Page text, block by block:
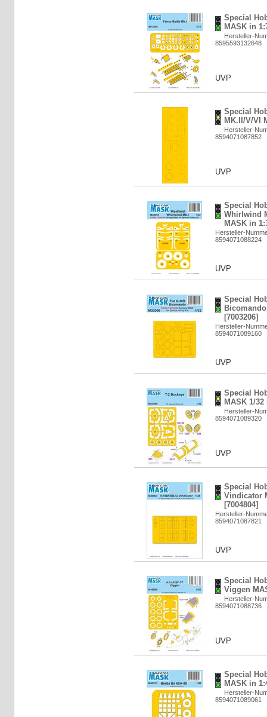
Special
MASK in
Hersteller-
8595593132648
UVP
Special
MK.II/V/VI
Hersteller-
8594071087852
UVP
Special
Whirlwind
MASK in
Hersteller-
8594071088224
UVP
Special
[7003206]
Hersteller-
8594071089160
UVP
Special
MASK 1/32
Hersteller-
8594071089320
UVP
Special
Vindicator
[7004804]
Hersteller-
8594071087821
UVP
Special
Viggen
Hersteller-
8594071088736
UVP
Special
MASK in
Hersteller-
8594071089061